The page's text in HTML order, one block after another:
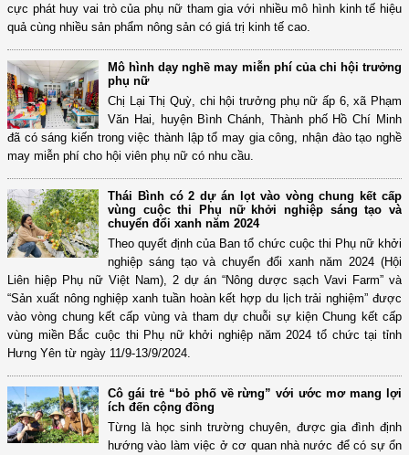
cực phát huy vai trò của phụ nữ tham gia với nhiều mô hình kinh tế hiệu
quả cùng nhiều sản phẩm nông sản có giá trị kinh tế cao.
Mô hình dạy nghề may miễn phí của chi hội trưởng
phụ nữ
Chị Lại Thị Quỳ, chi hội trưởng phụ nữ ấp 6, xã Phạm
Văn Hai, huyện Bình Chánh, Thành phố Hồ Chí Minh
đã có sáng kiến trong việc thành lập tổ may gia công, nhận đào tạo nghề
may miễn phí cho hội viên phụ nữ có nhu cầu.
Thái Bình có 2 dự án lọt vào vòng chung kết cấp
vùng cuộc thi Phụ nữ khởi nghiệp sáng tạo và
chuyển đổi xanh năm 2024
Theo quyết định của Ban tổ chức cuộc thi Phụ nữ khởi
nghiệp sáng tạo và chuyển đổi xanh năm 2024 (Hội
Liên hiệp Phụ nữ Việt Nam), 2 dự án “Nông dược sạch Vavi Farm” và
“Sản xuất nông nghiệp xanh tuần hoàn kết hợp du lịch trải nghiệm” được
vào vòng chung kết cấp vùng và tham dự chuỗi sự kiện Chung kết cấp
vùng miền Bắc cuộc thi Phụ nữ khởi nghiệp năm 2024 tổ chức tại tỉnh
Hưng Yên từ ngày 11/9-13/9/2024.
Cô gái trẻ “bỏ phố về rừng” với ước mơ mang lợi
ích đến cộng đồng
Từng là học sinh trường chuyên, được gia đình định
hướng vào làm việc ở cơ quan nhà nước để có sự ổn